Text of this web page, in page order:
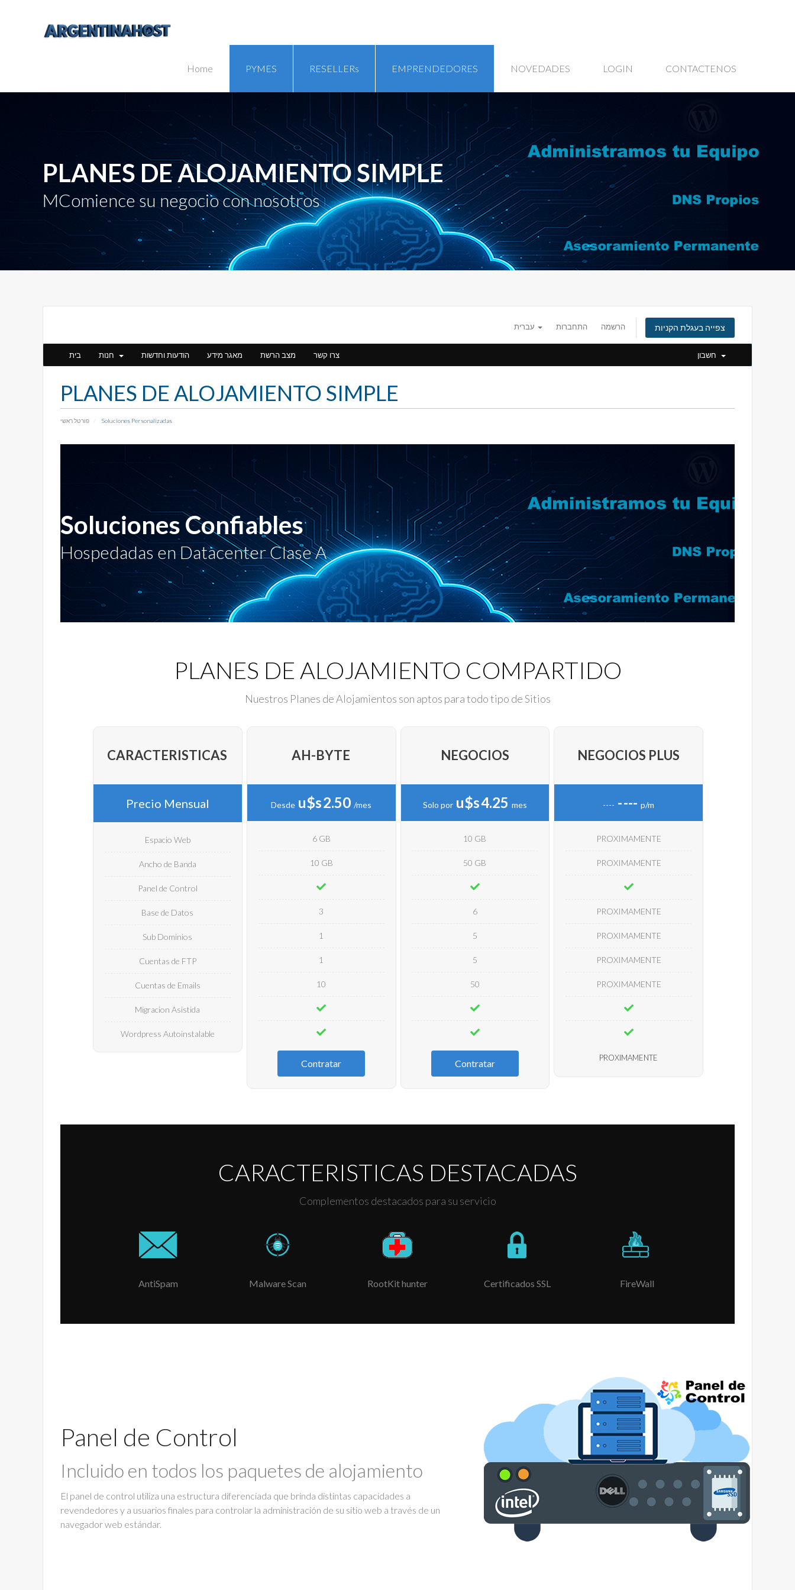
Home PYMES RESELLERs EMPRENDEDORES NOVEDADES LOGIN CONTACTENOS
PLANES DE ALOJAMIENTO SIMPLE
MComience su negocio con nosotros
התחברות הרשמה צפייה בעגלת הקניות
בית הודעות וחדשות מאגר מידע מצב הרשת צרו קשר
PLANES DE ALOJAMIENTO SIMPLE
פורטל ראשי Soluciones Personalizadas
Soluciones Confiables
Hospedadas en Datacenter Clase A
PLANES DE ALOJAMIENTO COMPARTIDO
Nuestros Planes de Alojamientos son aptos para todo tipo de Sitios
CARACTERISTICAS
Precio Mensual
Espacio Web
Ancho de Banda
Panel de Control
Base de Datos
Sub Dominios
Cuentas de FTP
Cuentas de Emails
Migracion Asistida
Wordpress Autoinstalable
AH-BYTE
Desde u$s2.50 /mes
6 GB
10 GB
3
1
1
10
Contratar
NEGOCIOS
Solo por u$s4.25 mes
10 GB
50 GB
6
5
5
50
Contratar
NEGOCIOS PLUS
---- ---- p/m
PROXIMAMENTE
PROXIMAMENTE
PROXIMAMENTE
PROXIMAMENTE
PROXIMAMENTE
PROXIMAMENTE
PROXIMAMENTE
CARACTERISTICAS DESTACADAS
Complementos destacados para su servicio
AntiSpam Malware Scan RootKit hunter Certificados SSL FireWall
Panel de Control
Incluido en todos los paquetes de alojamiento
El panel de control utiliza una estructura diferenciada que brinda distintas capacidades a
revendedores y a usuarios finales para controlar la administración de su sitio web a través de un
navegador web estándar.